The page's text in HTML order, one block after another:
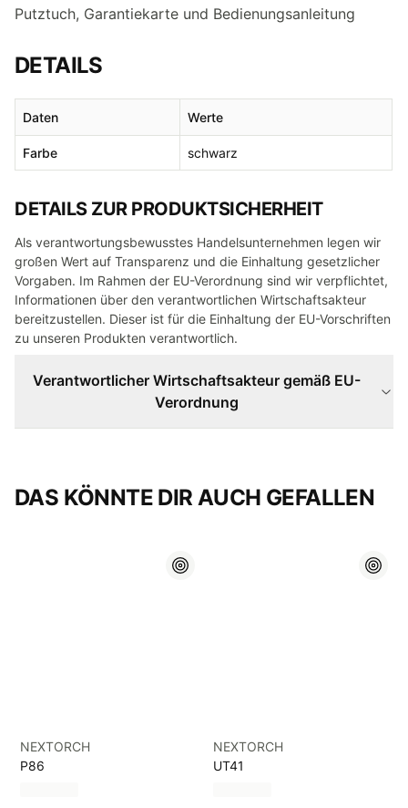
Putztuch, Garantiekarte und Bedienungsanleitung
DETAILS
Daten Werte
Farbe schwarz
DETAILS ZUR PRODUKTSICHERHEIT
Als verantwortungsbewusstes Handelsunternehmen legen wir
großen Wert auf Transparenz und die Einhaltung gesetzlicher
Vorgaben. Im Rahmen der EU-Verordnung sind wir verpflichtet,
Informationen über den verantwortlichen Wirtschaftsakteur
bereitzustellen. Dieser ist für die Einhaltung der EU-Vorschriften
zu unseren Produkten verantwortlich.
Verantwortlicher Wirtschaftsakteur gemäß EU-
Verordnung
DAS KÖNNTE DIR AUCH GEFALLEN
NEXTORCH
P86
NEXTORCH
UT41